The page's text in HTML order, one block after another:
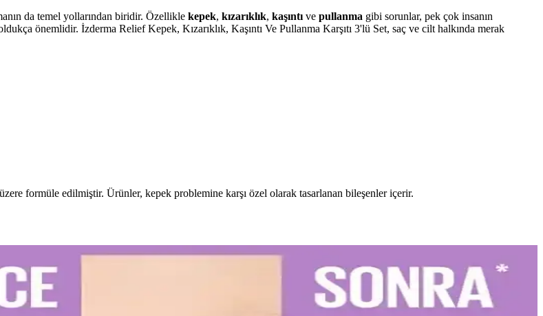
da temel yollarından biridir. Özellikle kepek, kızarıklık, kaşıntı ve pullanma gibi sorunlar, pek çok insanın
önemlidir. İzderma Relief Kepek, Kızarıklık, Kaşıntı Ve Pullanma Karşıtı 3'lü Set, saç ve cilt halkında merak
formüle edilmiştir. Ürünler, kepek problemine karşı özel olarak tasarlanan bileşenler içerir.
ve düzenli kullanım önemlidir. Uzman önerileriyle diş sağlığınızı koruyun.